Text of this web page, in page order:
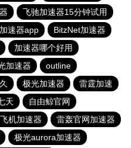
飞驰加速器15分钟试用
速器app
BitzNet加速器
加速器哪个好用
加速器
outline
极光加速器
雷霆加速
天
自由鲸官网
机加速器
雷轰官网加速器
极光aurora加速器